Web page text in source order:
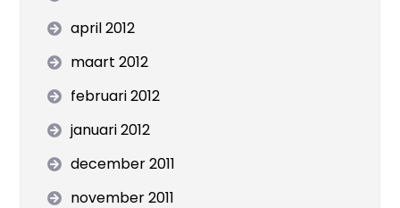
april 2012
maart 2012
februari 2012
januari 2012
december 2011
november 2011